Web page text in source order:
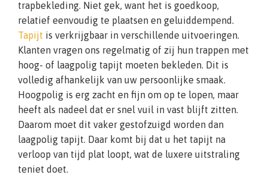
trapbekleding. Niet gek, want het is goedkoop,
relatief eenvoudig te plaatsen en geluiddempend.
Tapijt is verkrijgbaar in verschillende uitvoeringen.
Klanten vragen ons regelmatig of zij hun trappen met
hoog- of laagpolig tapijt moeten bekleden. Dit is
volledig afhankelijk van uw persoonlijke smaak.
Hoogpolig is erg zacht en fijn om op te lopen, maar
heeft als nadeel dat er snel vuil in vast blijft zitten.
Daarom moet dit vaker gestofzuigd worden dan
laagpolig tapijt. Daar komt bij dat u het tapijt na
verloop van tijd plat loopt, wat de luxere uitstraling
teniet doet.